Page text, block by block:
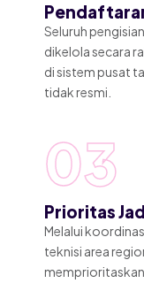
Seluruh
dikelola secara
di sistem pusat
tidak resmi.
03
Prioritas
Melalui
teknisi area